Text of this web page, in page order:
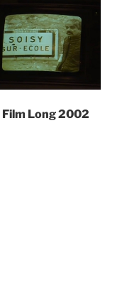
Long 2002